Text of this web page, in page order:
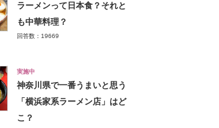
ラーメンって日本食？それと
も中華料理？
回答数：19669
実施中
神奈川県で一番うまいと思う
「横浜家系ラーメン店」はど
こ？